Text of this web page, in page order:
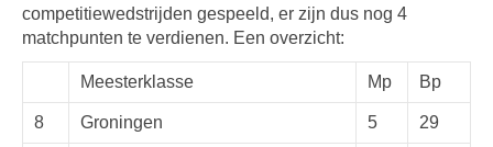
competitiewedstrijden gespeeld, er zijn dus nog 4
matchpunten te verdienen. Een overzicht:
Meesterklasse Mp Bp
8 Groningen 5 29